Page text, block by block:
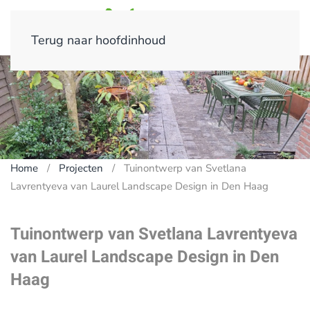
Terug naar hoofdinhoud
Home Projecten
Tuinontwerp van Svetlana
Lavrentyeva van Laurel Landscape Design in Den Haag
Tuinontwerp van Svetlana Lavrentyeva
van Laurel Landscape Design in Den
Haag